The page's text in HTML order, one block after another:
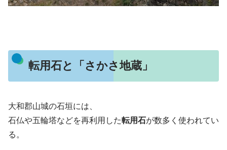
転用石と「さかさ地蔵」
大和郡山城の石垣には、
石仏や五輪塔などを再利用した転用石が数多く使われてい
る。